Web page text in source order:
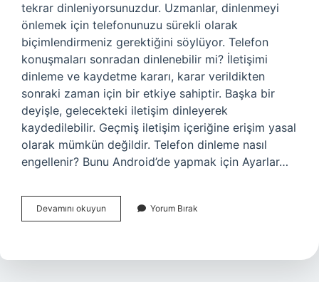
tekrar dinleniyorsunuzdur. Uzmanlar, dinlenmeyi
önlemek için telefonunuzu sürekli olarak
biçimlendirmeniz gerektiğini söylüyor. Telefon
konuşmaları sonradan dinlenebilir mi? İletişimi
dinleme ve kaydetme kararı, karar verildikten
sonraki zaman için bir etkiye sahiptir. Başka bir
deyişle, gelecekteki iletişim dinleyerek
kaydedilebilir. Geçmiş iletişim içeriğine erişim yasal
olarak mümkün değildir. Telefon dinleme nasıl
engellenir? Bunu Android’de yapmak için Ayarlar…
Devamını okuyun Telefonum
Izinsiz
Yorum Bırak